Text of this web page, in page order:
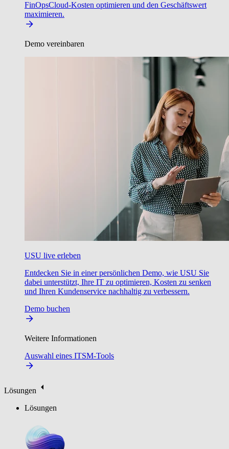
FinOpsCloud-Kosten optimieren und den Geschäftswert
maximieren.
Demo vereinbaren
USU live erleben
Entdecken Sie in einer persönlichen Demo, wie USU Sie
dabei unterstützt, Ihre IT zu optimieren, Kosten zu senken
und Ihren Kundenservice nachhaltig zu verbessern.
Demo buchen
Weitere Informationen
Auswahl eines ITSM-Tools
Lösungen
Lösungen